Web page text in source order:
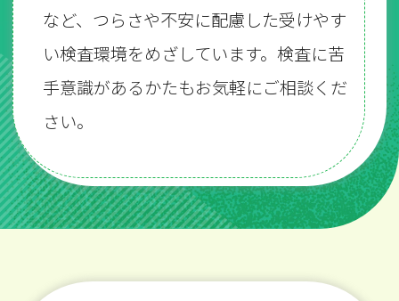
など、つらさや不安に配慮した受けやす
い検査環境をめざしています。検査に苦
手意識があるかたもお気軽にご相談くだ
さい。